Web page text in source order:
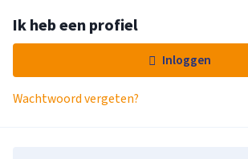
Ik heb een profiel
Inloggen
Wachtwoord vergeten?